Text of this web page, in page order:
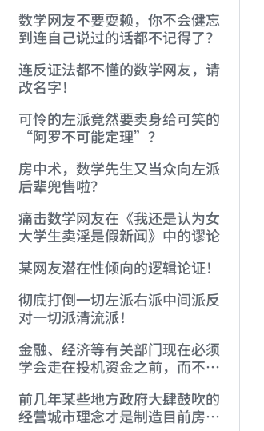
数学网友不要耍赖，你不会健忘
到连自己说过的话都不记得了？
连反证法都不懂的数学网友，请
改名字！
可怜的左派竟然要卖身给可笑的
“阿罗不可能定理”？
房中术，数学先生又当众向左派
后辈兜售啦？
痛击数学网友在《我还是认为女
大学生卖淫是假新闻》中的谬论
某网友潜在性倾向的逻辑论证！
彻底打倒一切左派右派中间派反
对一切派清流派！
金融、经济等有关部门现在必须
学会走在投机资金之前，而不是
前几年某些地方政府大肆鼓吹的
经营城市理念才是制造目前房地